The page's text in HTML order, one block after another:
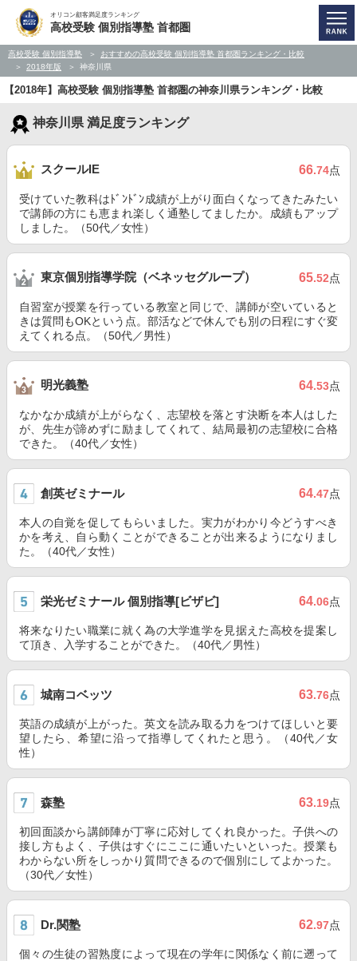
オリコン顧客満足度ランキング
高校受験 個別指導塾 首都圏
高校受験 個別指導塾
おすすめの高校受験 個別指導塾 首都圏ランキング・比較
2018年版
神奈川県
【2018年】高校受験 個別指導塾 首都圏の神奈川県ランキング・比較
神奈川県 満足度ランキング
スクールIE 66.74点
受けていた教科はﾄﾞﾝﾄﾞﾝ成績が上がり面白くなってきたみたい
で講師の方にも恵まれ楽しく通塾してましたか。成績もアップ
しました。（50代／女性）
東京個別指導学院（ベネッセグループ） 65.52点
自習室が授業を行っている教室と同じで、講師が空いていると
きは質問もOKという点。部活などで休んでも別の日程にすぐ変
えてくれる点。（50代／男性）
明光義塾 64.53点
なかなか成績が上がらなく、志望校を落とす決断を本人はした
が、先生が諦めずに励ましてくれて、結局最初の志望校に合格
できた。（40代／女性）
創英ゼミナール 64.47点
本人の自覚を促してもらいました。実力がわかり今どうすべき
かを考え、自ら動くことができることが出来るようになりまし
た。（40代／女性）
栄光ゼミナール 個別指導[ビザビ] 64.06点
将来なりたい職業に就く為の大学進学を見据えた高校を提案し
て頂き、入学することができた。（40代／男性）
城南コベッツ 63.76点
英語の成績が上がった。英文を読み取る力をつけてほしいと要
望したら、希望に沿って指導してくれたと思う。（40代／女
性）
森塾 63.19点
初回面談から講師陣が丁寧に応対してくれ良かった。子供への
接し方もよく、子供はすぐにここに通いたいといった。授業も
わからない所をしっかり質問できるので個別にしてよかった。
（30代／女性）
Dr.関塾 62.97点
個々の生徒の習熟度によって現在の学年に関係なく前に遡って